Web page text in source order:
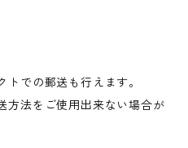
での郵送も行えます。
方法をご使用出来ない場合が